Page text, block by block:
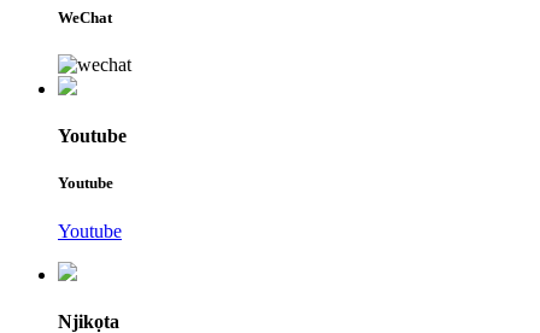
WeChat
Youtube
Youtube
Youtube
Njikọta